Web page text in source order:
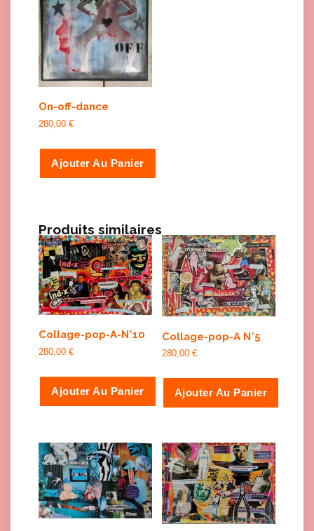
On-off-dance
280,00 €
Ajouter Au Panier
Produits similaires
Collage-pop-A-N°10
280,00 €
Ajouter Au Panier
Collage-pop-A N°5
280,00 €
Ajouter Au Panier